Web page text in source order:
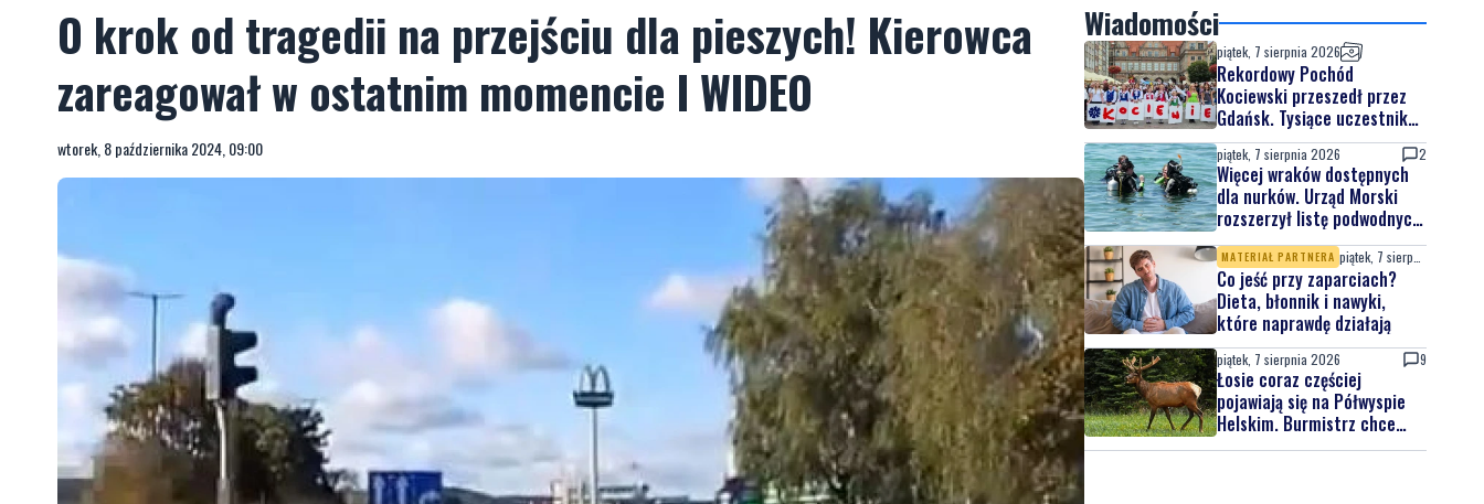
O krok od tragedii na przejściu dla pieszych! Kierowca
zareagował w ostatnim momencie I WIDEO
wtorek, 8 października 2024, 09:00
Wiadomości
piątek, 7 sierpnia 2026
Rekordowy Pochód
Kociewski przeszedł przez
Gdańsk. Tysiące uczestników
na jubileuszowej edycji
piątek, 7 sierpnia 2026 2
Więcej wraków dostępnych
dla nurków. Urząd Morski
rozszerzył listę podwodnych
atrakcji
MATERIAŁ PARTNERA
Co jeść przy zaparciach?
Dieta, błonnik i nawyki,
które naprawdę działają
piątek, 7 sierpnia 2026 9
Łosie coraz częściej
pojawiają się na Półwyspie
Helskim. Burmistrz chce
nowych znaków drogowych